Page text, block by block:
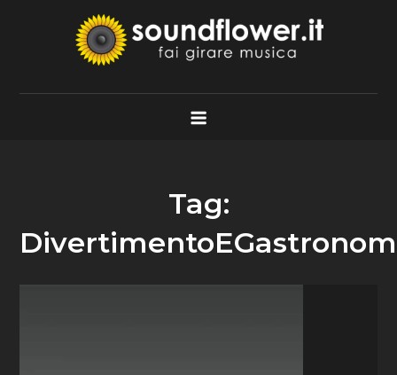
Soundflower.it
Fai Girare Musica
Tag: